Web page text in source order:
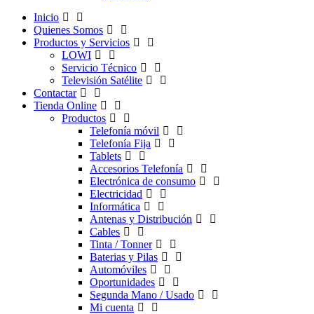
Inicio
Quienes Somos
Productos y Servicios
LOWI
Servicio Técnico
Televisión Satélite
Contactar
Tienda Online
Productos
Telefonía móvil
Telefonía Fija
Tablets
Accesorios Telefonía
Electrónica de consumo
Electricidad
Informática
Antenas y Distribución
Cables
Tinta / Tonner
Baterias y Pilas
Automóviles
Oportunidades
Segunda Mano / Usado
Mi cuenta